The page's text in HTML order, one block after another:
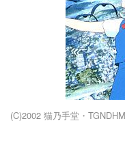
(C)2002 猫乃手堂・